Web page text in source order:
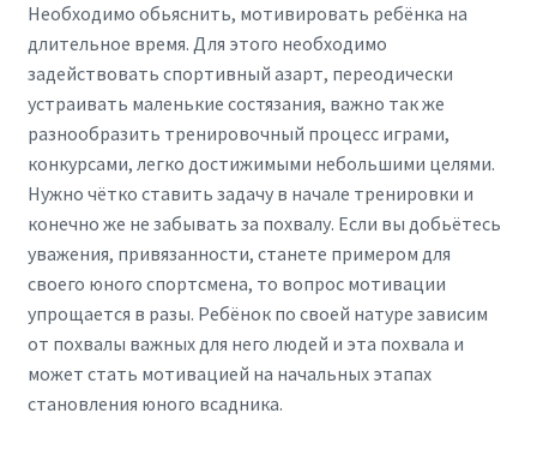
Необходимо обьяснить, мотивировать ребёнка на
длительное время. Для этого необходимо
задействовать спортивный азарт, переодически
устраивать маленькие состязания, важно так же
разнообразить тренировочный процесс играми,
конкурсами, легко достижимыми небольшими целями.
Нужно чётко ставить задачу в начале тренировки и
конечно же не забывать за похвалу. Если вы добьётесь
уважения, привязанности, станете примером для
своего юного спортсмена, то вопрос мотивации
упрощается в разы. Ребёнок по своей натуре зависим
от похвалы важных для него людей и эта похвала и
может стать мотивацией на начальных этапах
становления юного всадника.